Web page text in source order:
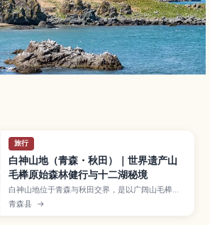
旅行
白神山地（青森・秋田）｜世界遗产山
毛榉原始森林健行与十二湖秘境
白神山地位于青森与秋田交界，是以广阔山毛榉原
始森林闻名的世界遗产区域。本文介绍代表性的健
行路线、十二湖与蓝池等必访景点、适合新手的步
青森县 →